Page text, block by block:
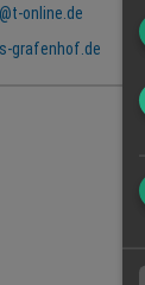
online.de
grafenhof.de